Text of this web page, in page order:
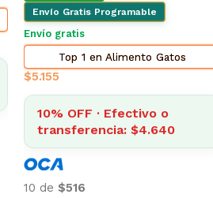
Envío gratis desde $2.500
Top 3 en Farmacia
4% OFF · Efectivo o
transferencia: $309
10 de$32